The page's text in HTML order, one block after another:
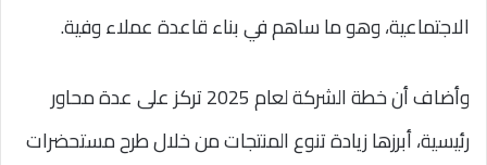
الاجتماعية، وهو ما ساهم في بناء قاعدة عملاء وفية.
وأضاف أن خطة الشركة لعام 2025 تركز على عدة محاور
رئيسية، أبرزها زيادة تنوع المنتجات من خلال طرح مستحضرات